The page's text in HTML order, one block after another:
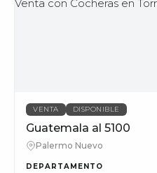
VENTA DISPONIBLE
Guatemala al 5100
Palermo Nuevo
DEPARTAMENTO